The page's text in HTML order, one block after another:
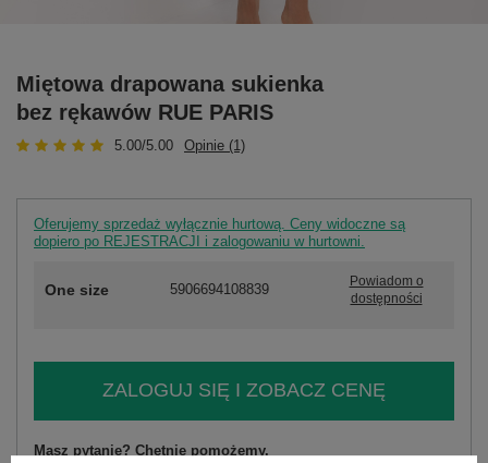
Miętowa drapowana sukienka
bez rękawów RUE PARIS
5.00/5.00 Opinie (1)
Oferujemy sprzedaż wyłącznie hurtową. Ceny widoczne są
dopiero po REJESTRACJI i zalogowaniu w hurtowni.
One size 5906694108839
Powiadom o
dostępności
ZALOGUJ SIĘ I ZOBACZ CENĘ
Masz pytanie? Chętnie pomożemy.